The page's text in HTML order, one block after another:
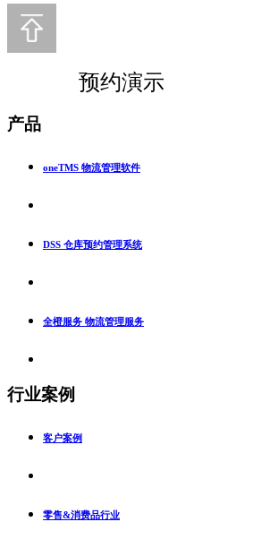
预约演示
产品
oneTMS 物流管理软件
DSS 仓库预约管理系统
全橙服务 物流管理服务
行业案例
客户案例
零售&消费品行业